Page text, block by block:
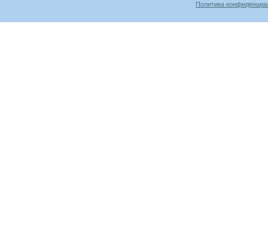
Политика